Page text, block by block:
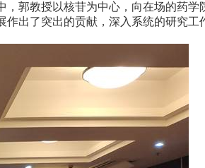
郭教授以核苷为中心，向在场的药学
出了突出的贡献，深入系统的研究工